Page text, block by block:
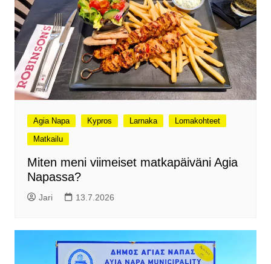
Agia Napa Kypros Larnaka
Lomakohteet
Matkailu
Miten meni viimeiset matkapäiväni Agia
Napassa?
Jari 13.7.2026